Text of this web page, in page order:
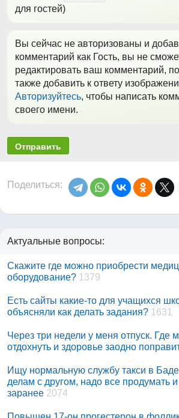
для гостей)
Вы сейчас не авторизованы и
комментарий как Гость, вы не
редактировать ваш комментарий,
также добавить к ответу
Авторизуйтесь, чтобы написать
своего имени.
Отправить
Поделиться:
Актуальные вопросы:
Скажите где можно приобрести
оборудование? 1379
Есть сайты какие-то для учащихся
объясняли как делать задания? 1631
Через три недели у меня отпуск. Где
отдохнуть и здоровье заодно
Ищу нормальную службу такси в
делам с другом, надо все продумать
заранее 2074